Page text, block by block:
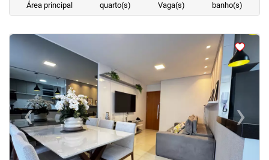
Área principal
quarto(s)
Vaga(s)
banho(s)
<<<
‹Previous ›Next